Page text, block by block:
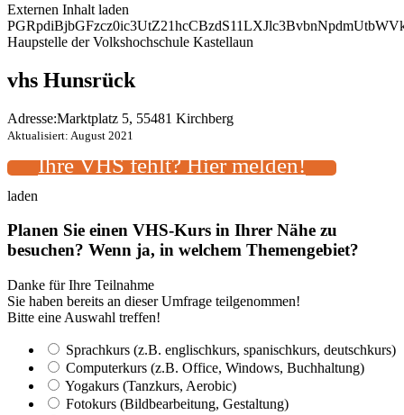
Externen Inhalt laden
Haupstelle der Volkshochschule Kastellaun
vhs Hunsrück
Adresse:Marktplatz 5, 55481 Kirchberg
Aktualisiert: August 2021
Ihre VHS fehlt? Hier melden!
laden
Planen Sie einen VHS-Kurs in Ihrer Nähe zu
besuchen? Wenn ja, in welchem Themengebiet?
Danke für Ihre Teilnahme
Sie haben bereits an dieser Umfrage teilgenommen!
Bitte eine Auswahl treffen!
Sprachkurs (z.B. englischkurs, spanischkurs, deutschkurs)
Computerkurs (z.B. Office, Windows, Buchhaltung)
Yogakurs (Tanzkurs, Aerobic)
Fotokurs (Bildbearbeitung, Gestaltung)